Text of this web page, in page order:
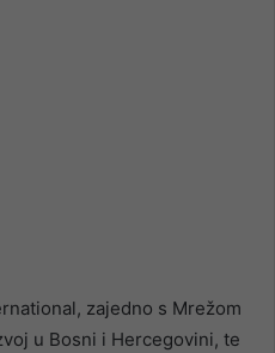
zajedno s Mrežom
u Bosni i Hercegovini, te